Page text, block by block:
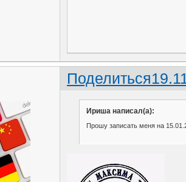
Поделиться
Ириша написал(а):
Прошу записать меня на